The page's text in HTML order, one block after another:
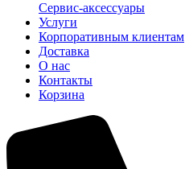
Сервис-аксессуары
Услуги
Корпоративным клиентам
Доставка
О нас
Контакты
Корзина